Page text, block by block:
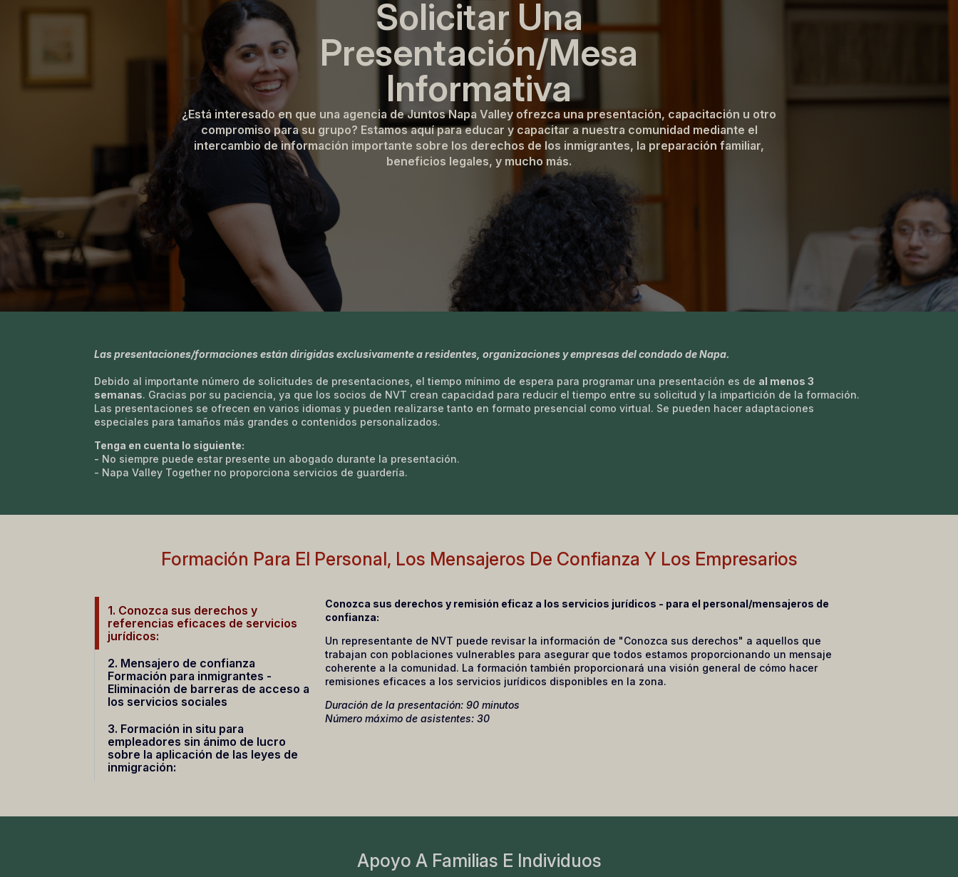
Solicitar Una
Presentación/mesa
Informativa
¿Está interesado en que una agencia de Juntos Napa Valley ofrezca una presentación, capacitación u otro
compromiso para su grupo? Estamos aquí para educar y capacitar a nuestra comunidad mediante el
intercambio de información importante sobre los derechos de los inmigrantes, la preparación familiar,
beneficios legales, y mucho más.
Las presentaciones/formaciones están dirigidas exclusivamente a residentes, organizaciones y empresas del condado de Napa.
Debido al importante número de solicitudes de presentaciones, el tiempo mínimo de espera para programar una presentación es de al menos 3
semanas. Gracias por su paciencia, ya que los socios de NVT crean capacidad para reducir el tiempo entre su solicitud y la impartición de la formación.
Las presentaciones se ofrecen en varios idiomas y pueden realizarse tanto en formato presencial como virtual. Se pueden hacer adaptaciones
especiales para tamaños más grandes o contenidos personalizados.
Tenga en cuenta lo siguiente:
- No siempre puede estar presente un abogado durante la presentación.
- Napa Valley Together no proporciona servicios de guardería.
Formación Para El Personal, Los Mensajeros De Confianza Y Los Empresarios
1. Conozca sus derechos y
referencias eficaces de servicios
jurídicos:
2. Mensajero de confianza
Formación para inmigrantes -
Eliminación de barreras de acceso a
los servicios sociales
3. Formación in situ para
empleadores sin ánimo de lucro
sobre la aplicación de las leyes de
inmigración:
Conozca sus derechos y remisión eficaz a los servicios jurídicos - para el personal/mensajeros de
confianza:
Un representante de NVT puede revisar la información de "Conozca sus derechos" a aquellos que
trabajan con poblaciones vulnerables para asegurar que todos estamos proporcionando un mensaje
coherente a la comunidad. La formación también proporcionará una visión general de cómo hacer
remisiones eficaces a los servicios jurídicos disponibles en la zona.
Duración de la presentación: 90 minutos
Número máximo de asistentes: 30
Apoyo A Familias E Individuos